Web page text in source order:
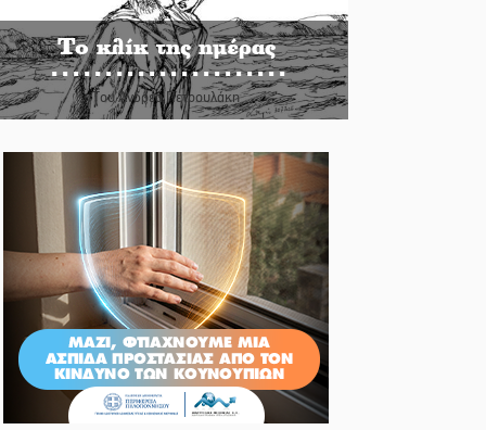
Το κλίκ της ημέρας
Του Ανδρέα Πετρουλάκη